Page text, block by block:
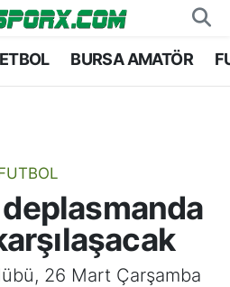
BURSA AMATÖR
26 Mart Çarşamba
Haritası
ve Fikstür